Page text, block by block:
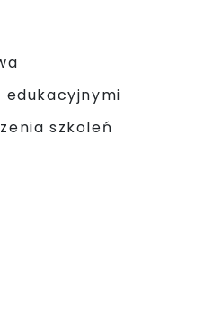
edukacyjnymi
szkoleń